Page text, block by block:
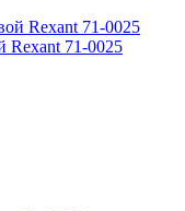
Rexant 71-0025